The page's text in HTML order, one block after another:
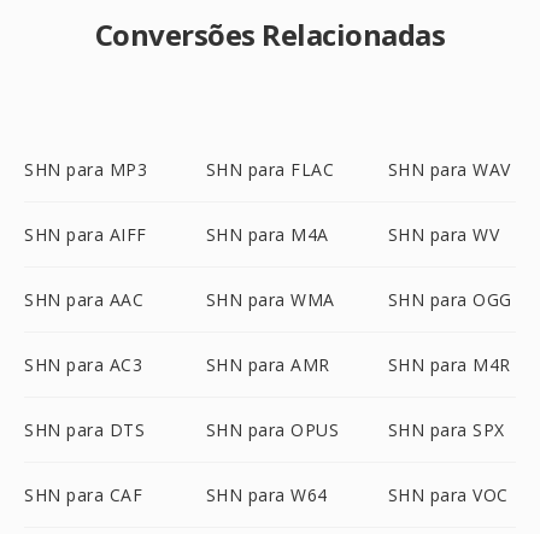
Conversões Relacionadas
SHN para MP3 SHN para FLAC SHN para WAV
SHN para AIFF SHN para M4A SHN para WV
SHN para AAC SHN para WMA SHN para OGG
SHN para AC3 SHN para AMR SHN para M4R
SHN para DTS SHN para OPUS SHN para SPX
SHN para CAF SHN para W64 SHN para VOC